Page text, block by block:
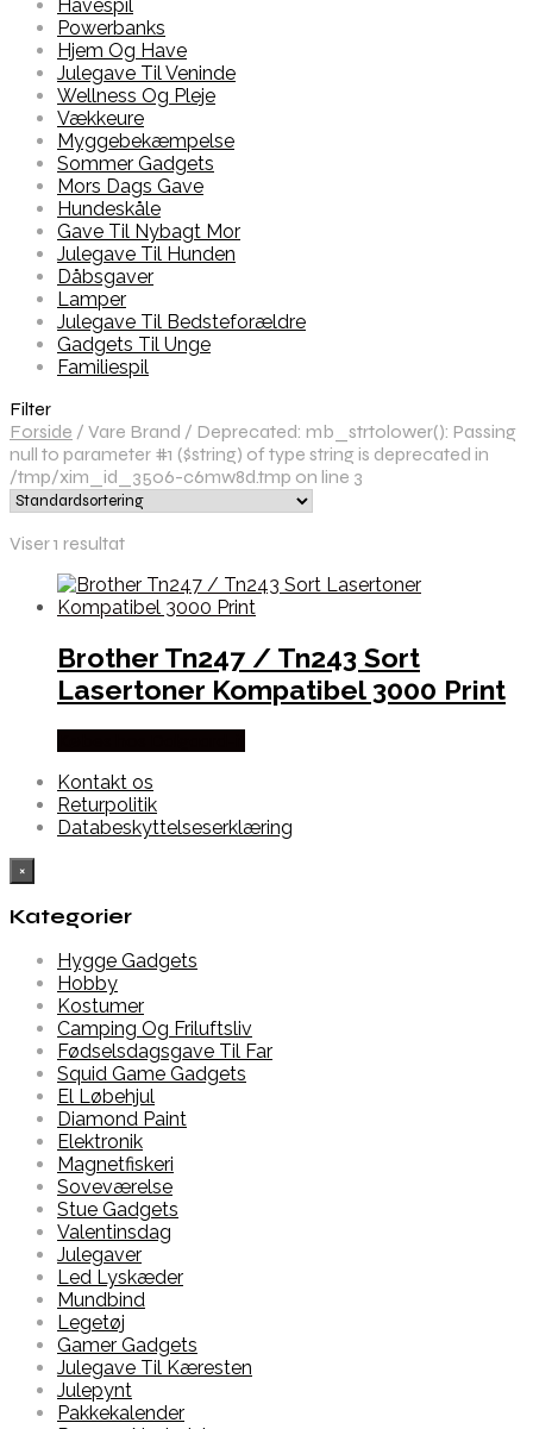
Havespil
Powerbanks
Hjem Og Have
Julegave Til Veninde
Wellness Og Pleje
Vækkeure
Myggebekæmpelse
Sommer Gadgets
Mors Dags Gave
Hundeskåle
Gave Til Nybagt Mor
Julegave Til Hunden
Dåbsgaver
Lamper
Julegave Til Bedsteforældre
Gadgets Til Unge
Familiespil
Filter
Forside / Vare Brand / Deprecated: mb_strtolower(): Passing
null to parameter #1 ($string) of type string is deprecated in
/tmp/xim_id_3506-c6mw8d.tmp on line 3
Viser 1 resultat
Brother Tn247 / Tn243 Sort
Lasertoner Kompatibel 3000 Print
Kontakt os
Returpolitik
Databeskyttelseserklæring
×
Kategorier
Hygge Gadgets
Hobby
Kostumer
Camping Og Friluftsliv
Fødselsdagsgave Til Far
Squid Game Gadgets
El Løbehjul
Diamond Paint
Elektronik
Magnetfiskeri
Soveværelse
Stue Gadgets
Valentinsdag
Julegaver
Led Lyskæder
Mundbind
Legetøj
Gamer Gadgets
Julegave Til Kæresten
Julepynt
Pakkekalender